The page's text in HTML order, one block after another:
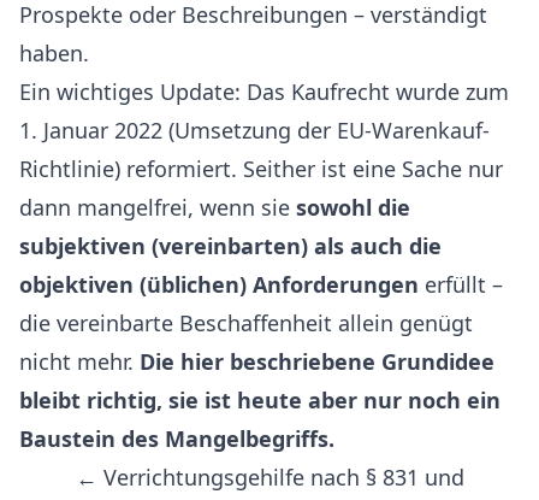
Prospekte oder Beschreibungen – verständigt
haben.
Ein wichtiges Update: Das Kaufrecht wurde zum
1. Januar 2022 (Umsetzung der EU-Warenkauf-
Richtlinie) reformiert. Seither ist eine Sache nur
dann mangelfrei, wenn sie sowohl die
subjektiven (vereinbarten) als auch die
objektiven (üblichen) Anforderungen erfüllt –
die vereinbarte Beschaffenheit allein genügt
nicht mehr. Die hier beschriebene Grundidee
bleibt richtig, sie ist heute aber nur noch ein
Baustein des Mangelbegriffs.
← Verrichtungsgehilfe nach § 831 und